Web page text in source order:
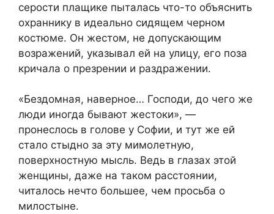
серости плащике пыталась что-то объяснить
охраннику в идеально сидящем черном
костюме. Он жестом, не допускающим
возражений, указывал ей на улицу, его поза
кричала о презрении и раздражении.
«Бездомная, наверное… Господи, до чего же
люди иногда бывают жестоки», —
пронеслось в голове у Софии, и тут же ей
стало стыдно за эту мимолетную,
поверхностную мысль. Ведь в глазах этой
женщины, даже на таком расстоянии,
читалось нечто большее, чем просьба о
милостыне.